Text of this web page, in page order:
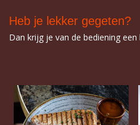
Heb je lekker gegeten?
Dan krijg je van de bediening